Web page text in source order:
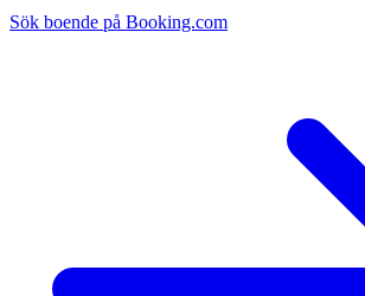
Sök boende på Booking.com